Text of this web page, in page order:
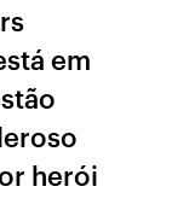
em
herói